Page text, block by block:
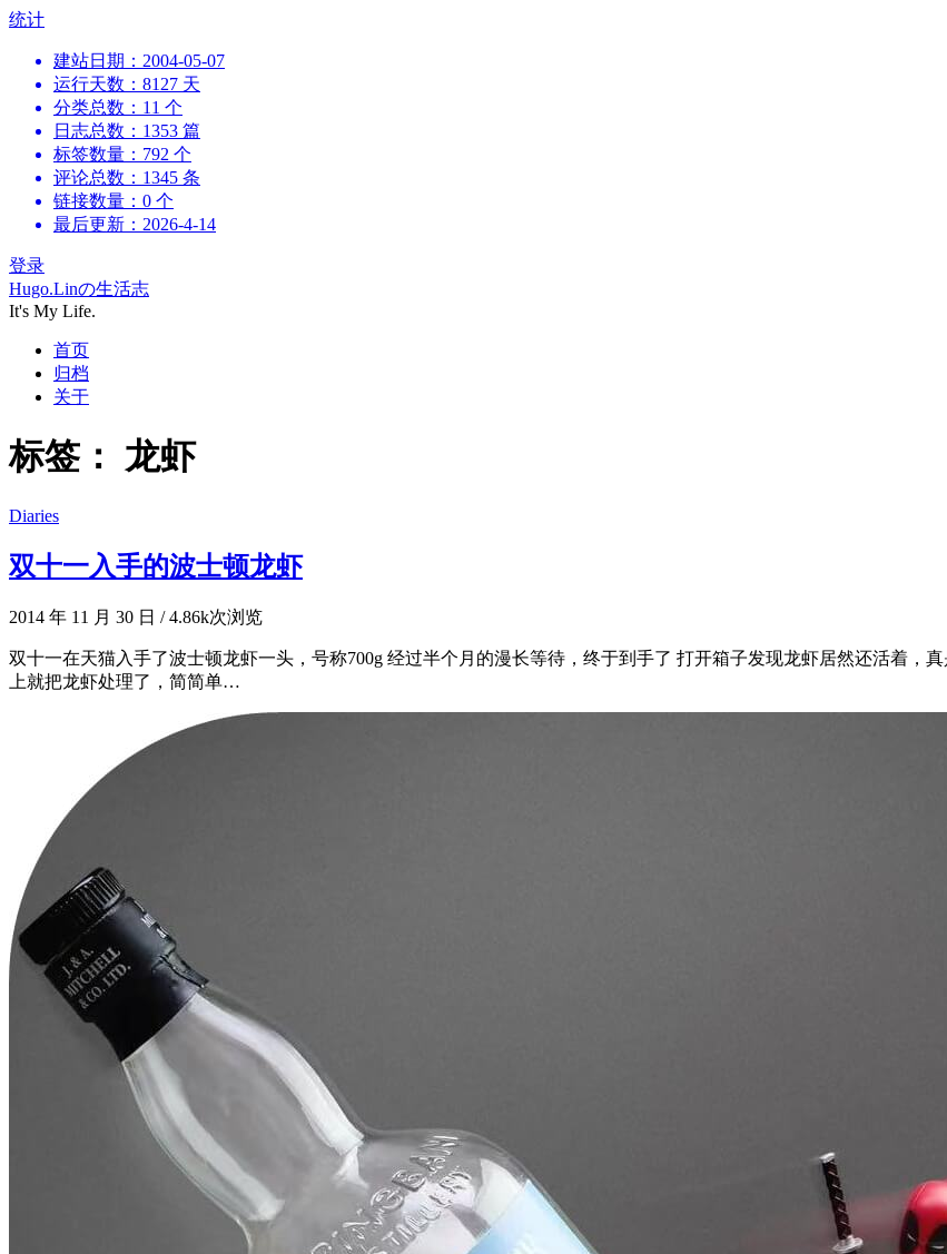
跳
统计
建站日期：2004-05-07
运行天数：8127 天
分类总数：11 个
日志总数：1353 篇
标签数量：792 个
评论总数：1345 条
链接数量：0 个
最后更新：2026-4-14
登录
Hugo.Linの生活志
It's My Life.
首页
归档
关于
标签： 龙虾
Diaries
双十一入手的波士顿龙虾
2014 年 11 月 30 日 /4.86k次浏览
双十一在天猫入手了波士顿龙虾一头，号称700g 经过半个月的漫长等待，终于到手了 打开箱子发现龙虾居然还活着，
上就把龙虾处理了，简简单…